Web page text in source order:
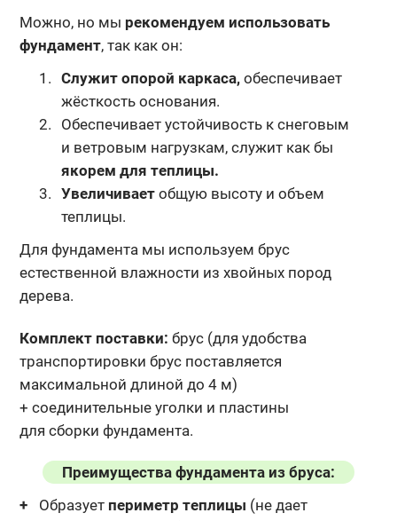
Можно, но мы рекомендуем использовать
фундамент, так как он:
Служит опорой каркаса,обеспечивает
жёсткость основания.
Обеспечивает устойчивость к снеговым
и ветровым нагрузкам, служит как бы
якорем для теплицы.
Увеличиваетобщую высоту и объем
теплицы.
Для фундамента мы используем брус
естественной влажности из хвойных пород
дерева.
Комплект поставки: брус (для удобства
транспортировки брус поставляется
максимальной длиной до 4 м)
+ соединительные уголки и пластины
для сборки фундамента.
Преимущества фундамента из бруса:
Образует периметр теплицы (не дает